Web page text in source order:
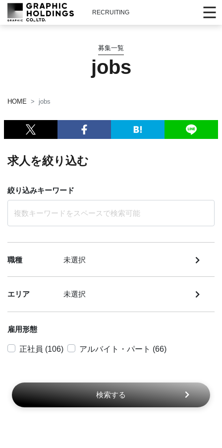
RECRUITING
募集一覧
jobs
HOME jobs
求人を絞り込む
絞り込みキーワード
職種 未選択
エリア 未選択
雇用形態
正社員 (106) アルバイト・パート (66)
検索する